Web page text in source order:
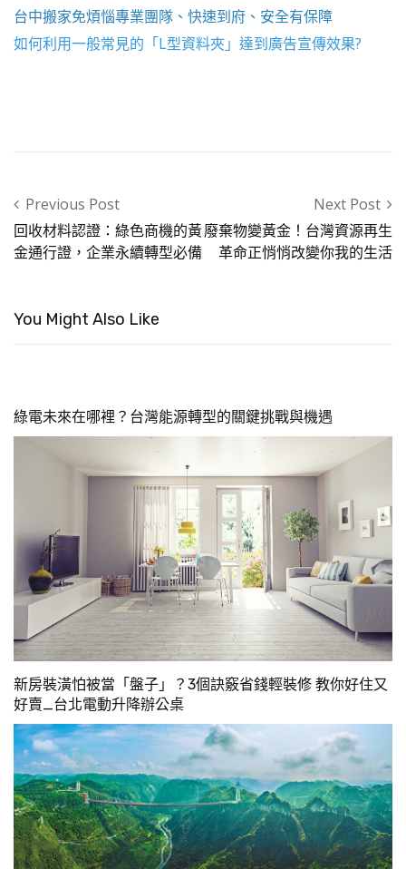
台中搬家免煩惱專業團隊、快速到府、安全有保障
如何利用一般常見的「L型資料夾」達到廣告宣傳效果?
Post navigation
Previous Post
回收材料認證：綠色商機的黃
金通行證，企業永續轉型必備
Next Post
廢棄物變黃金！台灣資源再生
革命正悄悄改變你我的生活
You Might Also Like
綠電未來在哪裡？台灣能源轉型的關鍵挑戰與機遇
新房裝潢怕被當「盤子」？3個訣竅省錢輕裝修 教你好住又
好賣_台北電動升降辦公桌